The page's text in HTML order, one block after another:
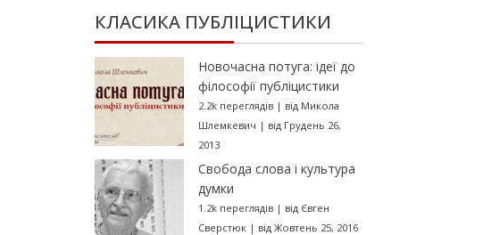
КЛАСИКА ПУБЛІЦИСТИКИ
Новочасна потуга: ідеї до
філософії публіцистики
2.2k переглядів| від Микола
Шлемкевич | від Грудень 26,
2013
Свобода слова і культура
думки
1.2k переглядів| від Євген
Сверстюк| від Жовтень 25, 2016